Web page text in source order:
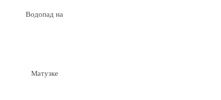
Водопад на
Матузке